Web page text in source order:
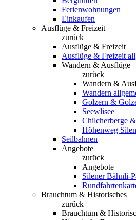
Ferienwohnungen
Einkaufen
Ausflüge & Freizeit
zurück
Ausflüge & Freizeit
Ausflüge & Freizeit
Wandern & Ausflüge
zurück
Wandern &
Wandern
Golzern &
Seewlisee
Chilcherberge
Höhenweg
Seilbahnen
Angebote
zurück
Angebote
Silener Bähnli-
Brauchtum & Historisches
zurück
Brauchtum &